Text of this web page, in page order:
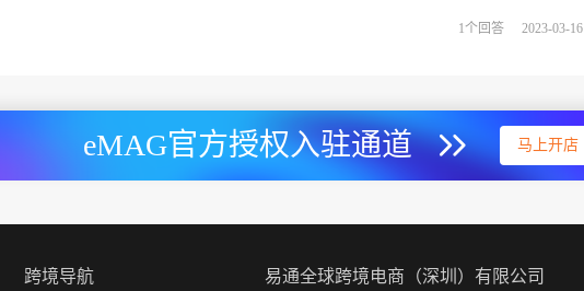
1个回答 2023-03-16
eMAG官方授权入驻通道 马上开店
跨境导航 易通全球跨境电商（深圳）有限公司